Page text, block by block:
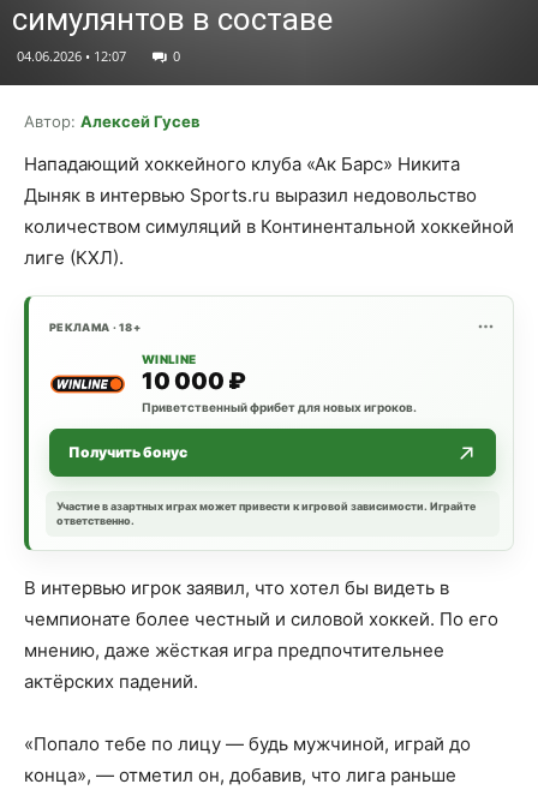
симулянтов в составе
04.06.2026 • 12:07 0
Автор: Алексей Гусев
Нападающий хоккейного клуба «Ак Барс» Никита
Дыняк в интервью Sports.ru выразил недовольство
количеством симуляций в Континентальной хоккейной
лиге (КХЛ).
РЕКЛАМА · 18+
WINLINE
10 000 ₽
Приветственный фрибет для новых игроков.
Получить бонус
Участие в азартных играх может привести к игровой зависимости. Играйте
ответственно.
В интервью игрок заявил, что хотел бы видеть в
чемпионате более честный и силовой хоккей. По его
мнению, даже жёсткая игра предпочтительнее
актёрских падений.
«Попало тебе по лицу — будь мужчиной, играй до
конца», — отметил он, добавив, что лига раньше